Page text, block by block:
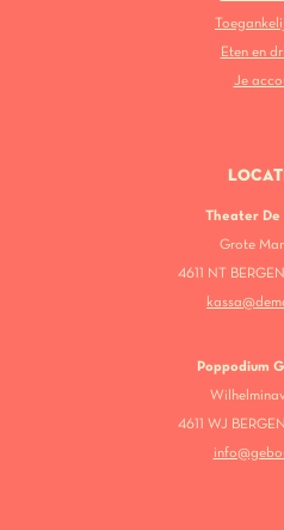
Eten en
Je
Theater De
Grote
4611 NT
Poppodium
4611 WJ